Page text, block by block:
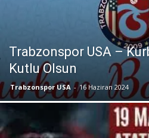
Trabzonspor USA –
Kutlu Olsun
Trabzonspor USA - 16 Haziran 2024